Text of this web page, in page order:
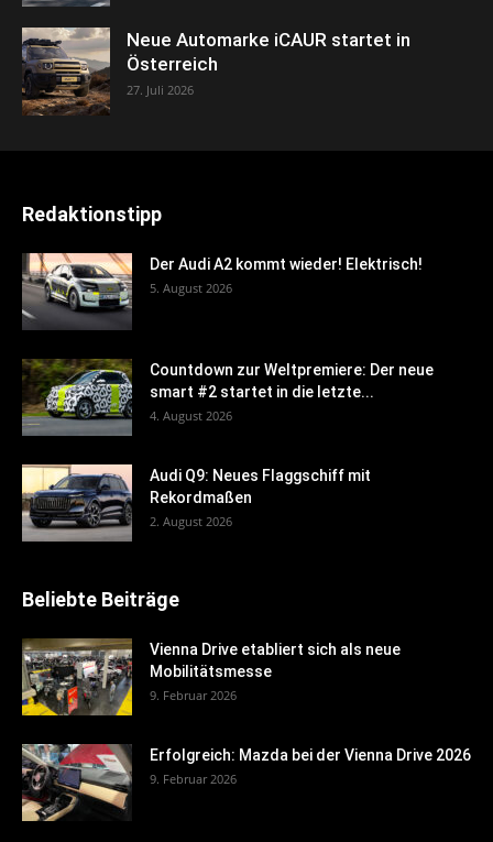
Neue Automarke iCAUR startet in
Österreich
27. Juli 2026
Redaktionstipp
Der Audi A2 kommt wieder! Elektrisch!
5. August 2026
Countdown zur Weltpremiere: Der neue
smart #2 startet in die letzte...
4. August 2026
Audi Q9: Neues Flaggschiff mit
Rekordmaßen
2. August 2026
Beliebte Beiträge
Vienna Drive etabliert sich als neue
Mobilitätsmesse
9. Februar 2026
Erfolgreich: Mazda bei der Vienna Drive 2026
9. Februar 2026